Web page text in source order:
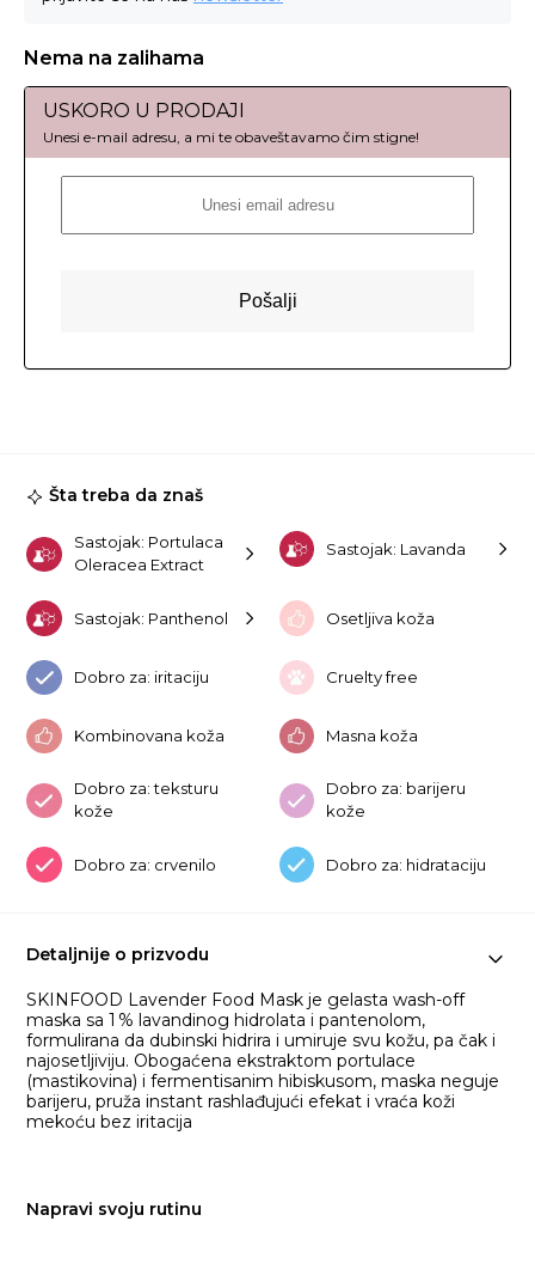
Nema na zalihama
USKORO U PRODAJI
Šta treba da znaš
Sastojak: Portulaca
Oleracea Extract
Sastojak: Lavanda
Sastojak: Panthenol Osetljiva koža
Dobro za: iritaciju Cruelty free
Kombinovana koža Masna koža
Dobro za: teksturu
kože
Dobro za: barijeru
kože
Dobro za: crvenilo Dobro za: hidrataciju
Detaljnije o prizvodu
SKINFOOD Lavender Food Mask je gelasta wash-off
maska sa 1 % lavandinog hidrolata i pantenolom,
formulirana da dubinski hidrira i umiruje svu kožu, pa čak i
najosetljiviju. Obogaćena ekstraktom portulace
(mastikovina) i fermentisanim hibiskusom, maska neguje
barijeru, pruža instant rashlađujući efekat i vraća koži
mekoću bez iritacija
Napravi svoju rutinu